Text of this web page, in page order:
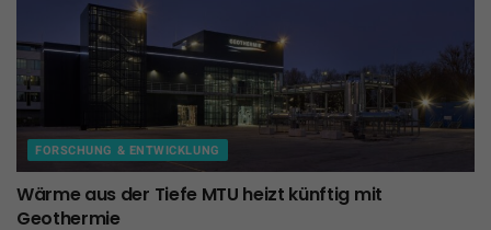
FORSCHUNG & ENTWICKLUNG
Wärme aus der Tiefe MTU heizt künftig mit
Geothermie